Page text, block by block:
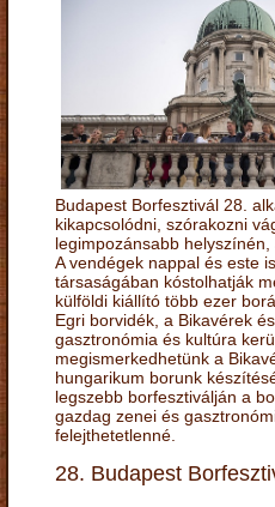
Budapest Borfesztivál 28.
kikapcsolódni, szórakozni
legimpozánsabb
A vendégek nappal és este
társaságában kóstolhatják
külföldi kiállító több ezer
Egri borvidék, a Bikavérek
gasztronómia és kultúra
megismerkedhetünk a
hungarikum borunk
legszebb borfesztiválján a
gazdag zenei és
felejthetetlenné.
28. Budapest